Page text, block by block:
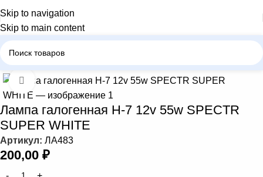
Skip to navigation
Skip to main content
Главная Автомобильные лампы Лампа галогенная Н-7
Нажмите, чтобы увеличить
Лампа галогенная Н-7 12v 55w SPECTR
SUPER WHITE
Артикул: ЛА483
200,00 ₽